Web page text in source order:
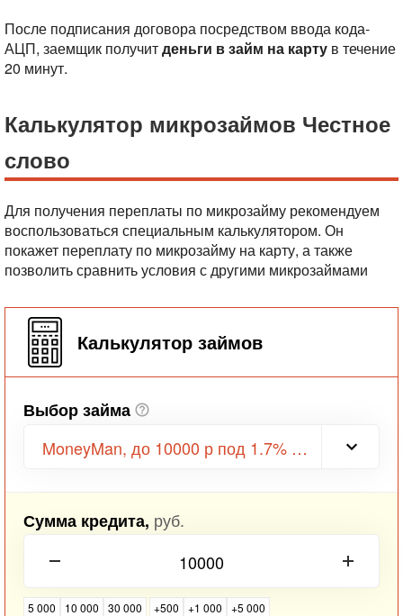
После подписания договора посредством ввода кода-
АЦП, заемщик получитденьги взайм на карту в течение
20 минут.
Калькулятор микрозаймов Честное
слово
Для получения переплаты по микрозайму рекомендуем
воспользоваться специальным калькулятором. Он
покажет переплату по микрозайму на карту, а также
позволить сравнить условия с другими микрозаймами
Калькулятор займов
Выбор займа
MoneyMan, до 10000 р под 1.7% в день
Сумма кредита, руб.
5 000 10 000 30 000 +500 +1 000 +5 000